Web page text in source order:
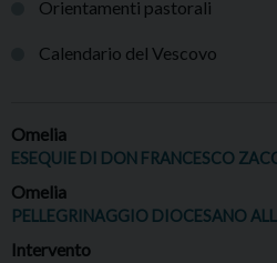
Orientamenti pastorali
Calendario del Vescovo
Omelia
ESEQUIE DI DON FRANCESCO
Omelia
PELLEGRINAGGIO DIOCESANO
Intervento